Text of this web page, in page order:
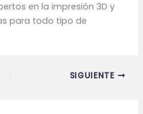
en la impresión 3D y
para todo tipo de
SIGUIENTE